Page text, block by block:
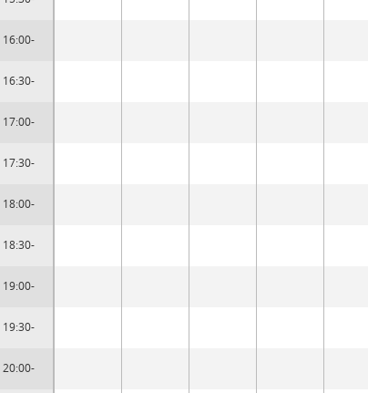
16:00-
16:30-
17:00-
17:30-
18:00-
18:30-
19:00-
19:30-
20:00-